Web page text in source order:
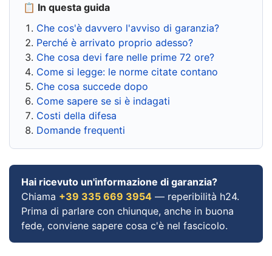
📋 In questa guida
Che cos'è davvero l'avviso di garanzia?
Perché è arrivato proprio adesso?
Che cosa devi fare nelle prime 72 ore?
Come si legge: le norme citate contano
Che cosa succede dopo
Come sapere se si è indagati
Costi della difesa
Domande frequenti
Hai ricevuto un'informazione di garanzia?
Chiama +39 335 669 3954 — reperibilità h24.
Prima di parlare con chiunque, anche in buona
fede, conviene sapere cosa c'è nel fascicolo.